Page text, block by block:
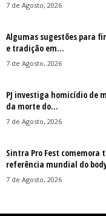
7 de Agosto, 2026
Algumas sugestões para
e tradição em...
7 de Agosto, 2026
PJ investiga homicídio de
da morte do...
7 de Agosto, 2026
Sintra Pro Fest comemora
referência mundial do
7 de Agosto, 2026